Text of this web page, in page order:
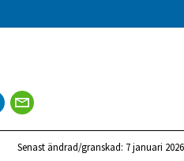
Senast ändrad/granskad: 7 januari 2026